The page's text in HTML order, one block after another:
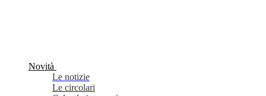
Novità
Le notizie
Le circolari